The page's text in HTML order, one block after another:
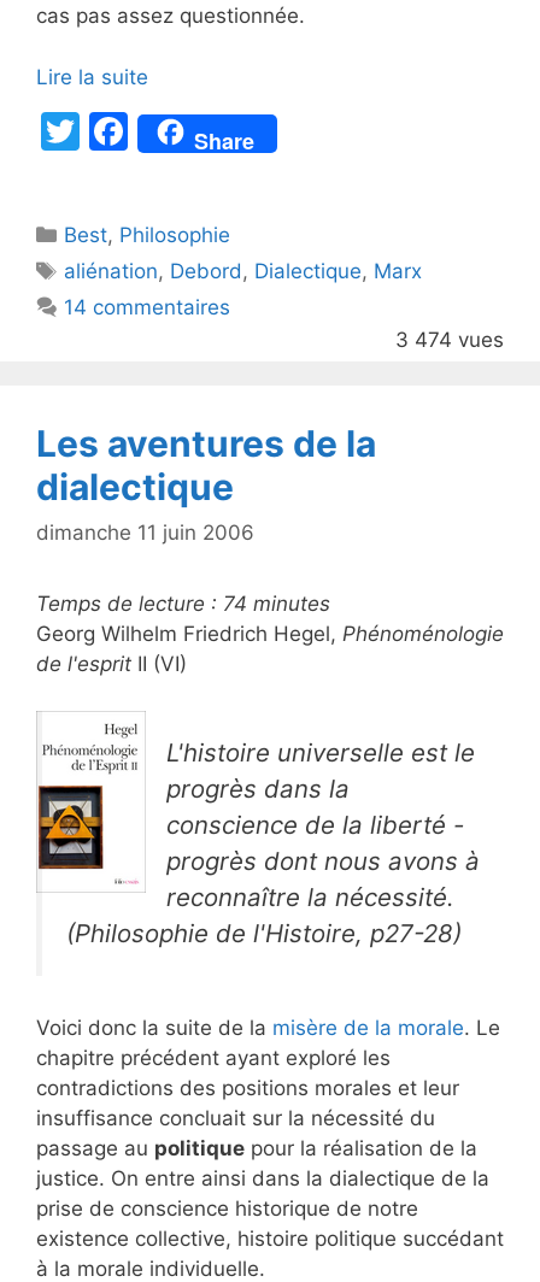
cas pas assez questionnée.
Lire la suite
T
er
F
a
e
b
o
Share
Catégories
Best, Philosophie
Étiquettes
aliénation, Debord , Dialectique, Marx
14 commentaires
3 474 vues
Les aventures de la
dialectique
dimanche 11 juin 2006
Temps de lecture : 74 minutes
Georg Wilhelm Friedrich Hegel, Phénoménologie
de l'esprit II (VI)
L'histoire universelle est le
progrès dans la
conscience de la liberté -
progrès dont nous avons à
reconnaître la nécessité.
(Philosophie de l'Histoire, p27-28)
Voici donc la suite de la misère de la morale. Le
chapitre précédent ayant exploré les
contradictions des positions morales et leur
insuffisance concluait sur la nécessité du
passage au politique pour la réalisation de la
justice. On entre ainsi dans la dialectique de la
prise de conscience historique de notre
existence collective, histoire politique succédant
à la morale individuelle.